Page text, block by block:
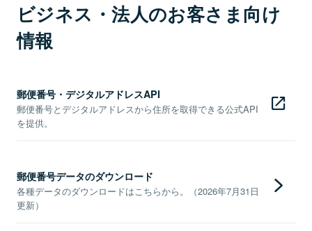
ビジネス・法人のお客さま向け
情報
郵便番号・デジタルアドレスAPI
郵便番号とデジタルアドレスから住所を取得できる公式API
を提供。
郵便番号データのダウンロード
各種データのダウンロードはこちらから。（2026年7月31日
更新）